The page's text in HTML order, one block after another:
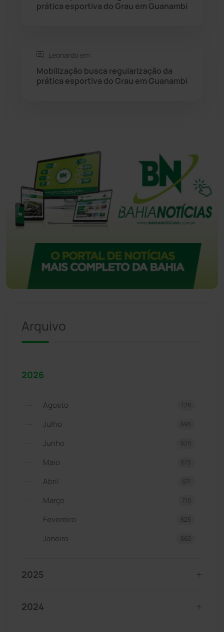
Tanhaçu (425)
prática esportiva do Grau em Guanambi
Leonardo em:
Mobilização busca regularização da
prática esportiva do Grau em Guanambi
Arquivo
2026
Agosto 126
Julho 695
Junho 620
Maio 675
Abril 671
Março 710
Fevereiro 625
Janeiro 660
2025
2024